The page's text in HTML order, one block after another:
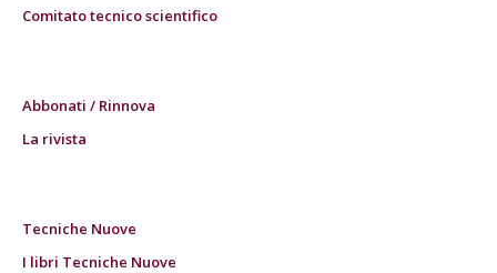
Comitato tecnico scientifico
Abbonati / Rinnova
La rivista
Tecniche Nuove
I libri Tecniche Nuove